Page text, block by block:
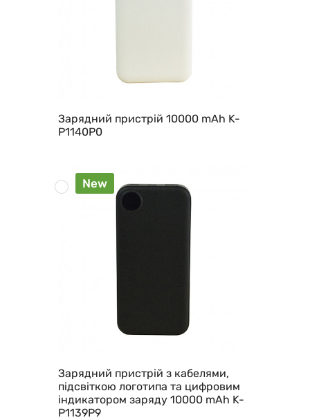
Зарядний пристрій 10000 mAh K-
P1140P0
New
Зарядний пристрій з кабелями,
підсвіткою логотипа та цифровим
індикатором заряду 10000 mAh K-
P1139P9